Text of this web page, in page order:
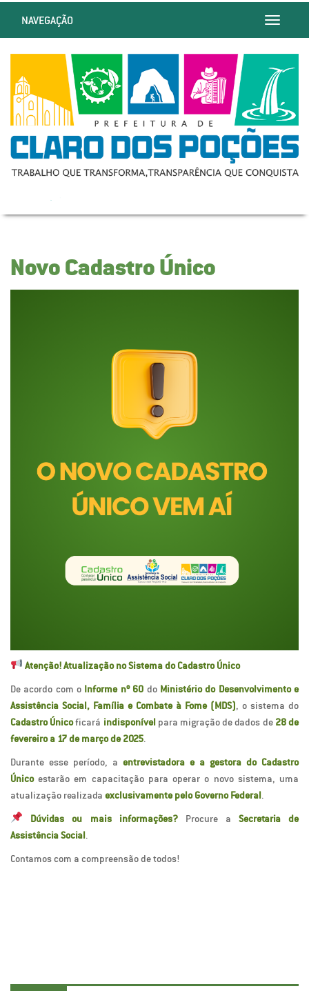
Toggle
NAVEGAÇÃO
Novo Cadastro Único
Atenção! Atualização no Sistema do Cadastro Único
De acordo com o Informe nº 60 do Ministério do Desenvolvimento e
Assistência Social, Família e Combate à Fome (MDS), o sistema do
Cadastro Únicoficará indisponívelpara migração de dados de 28 de
fevereiro a 17 de março de 2025.
Durante esse período, a entrevistadora e a gestora do Cadastro
Únicoestarão em capacitação para operar o novo sistema, uma
atualização realizada exclusivamente pelo Governo Federal.
Dúvidas ou mais informações?Procure a Secretaria de
Assistência Social.
Contamos com a compreensão de todos!